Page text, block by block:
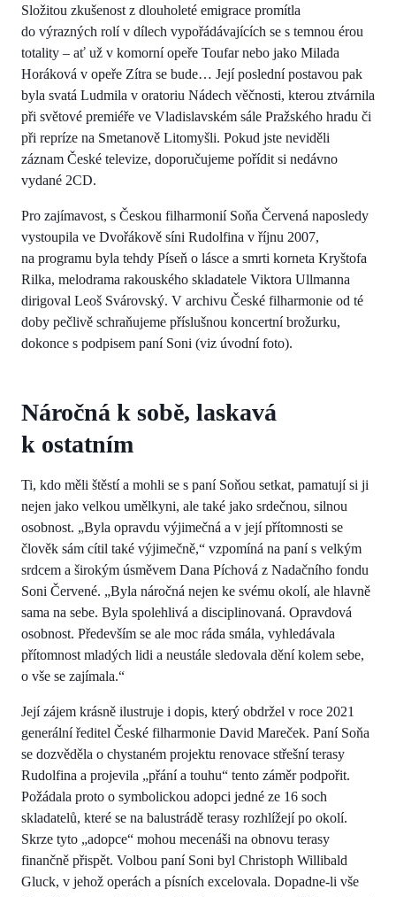
Složitou zkušenost z dlouholeté emigrace promítla
do výrazných rolí v dílech vypořádávajících se s temnou érou
totality – ať už v komorní opeře Toufar nebo jako Milada
Horáková v opeře Zítra se bude… Její poslední postavou pak
byla svatá Ludmila v oratoriu Nádech věčnosti, kterou ztvárnila
při světové premiéře ve Vladislavském sále Pražského hradu či
při repríze na Smetanově Litomyšli. Pokud jste neviděli
záznam České televize, doporučujeme pořídit si nedávno
vydané 2CD.
Pro zajímavost, s Českou filharmonií Soňa Červená naposledy
vystoupila ve Dvořákově síni Rudolfina v říjnu 2007,
na programu byla tehdy Píseň o lásce a smrti korneta Kryštofa
Rilka, melodrama rakouského skladatele Viktora Ullmanna
dirigoval Leoš Svárovský. V archivu České filharmonie od té
doby pečlivě schraňujeme příslušnou koncertní brožurku,
dokonce s podpisem paní Soni (viz úvodní foto).
Náročná k sobě, laskavá
k ostatním
Ti, kdo měli štěstí a mohli se s paní Soňou setkat, pamatují si ji
nejen jako velkou umělkyni, ale také jako srdečnou, silnou
osobnost. „Byla opravdu výjimečná a v její přítomnosti se
člověk sám cítil také výjimečně,“ vzpomíná na paní s velkým
srdcem a širokým úsměvem Dana Píchová z Nadačního fondu
Soni Červené. „Byla náročná nejen ke svému okolí, ale hlavně
sama na sebe. Byla spolehlivá a disciplinovaná. Opravdová
osobnost. Především se ale moc ráda smála, vyhledávala
přítomnost mladých lidi a neustále sledovala dění kolem sebe,
o vše se zajímala.“
Její zájem krásně ilustruje i dopis, který obdržel v roce 2021
generální ředitel České filharmonie David Mareček. Paní Soňa
se dozvěděla o chystaném projektu renovace střešní terasy
Rudolfina a projevila „přání a touhu“ tento záměr podpořit.
Požádala proto o symbolickou adopci jedné ze 16 soch
skladatelů, které se na balustrádě terasy rozhlížejí po okolí.
Skrze tyto „adopce“ mohou mecenáši na obnovu terasy
finančně přispět. Volbou paní Soni byl Christoph Willibald
Gluck, v jehož operách a písních excelovala. Dopadne-li vše